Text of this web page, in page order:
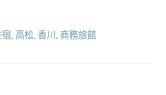
宿, 高松, 香川 , 商務旅館